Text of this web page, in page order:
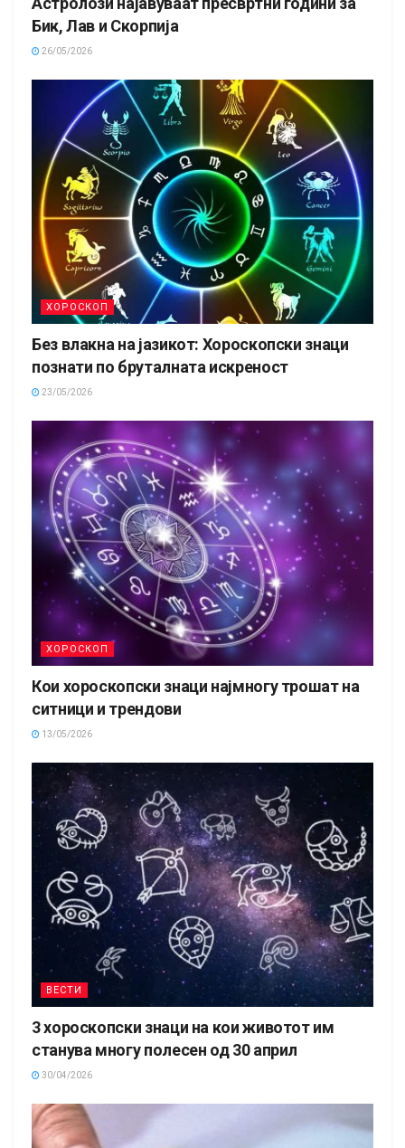
Бик, Лав и Скорпија
26/05/2026
ХОРОСКОП
Без влакна на јазикот: Хороскопски знаци
познати по бруталната искреност
23/05/2026
ХОРОСКОП
Кои хороскопски знаци најмногу трошат на
ситници и трендови
13/05/2026
ВЕСТИ
3 хороскопски знаци на кои животот им
станува многу полесен од 30 април
30/04/2026